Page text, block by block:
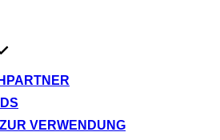
VERWENDUNG